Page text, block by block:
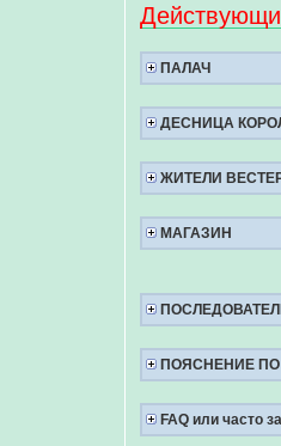
ПАЛАЧ
ДЕСНИЦА
ЖИТЕЛИ
МАГАЗИН
ПОЯСНЕНИЕ
FAQ или часто